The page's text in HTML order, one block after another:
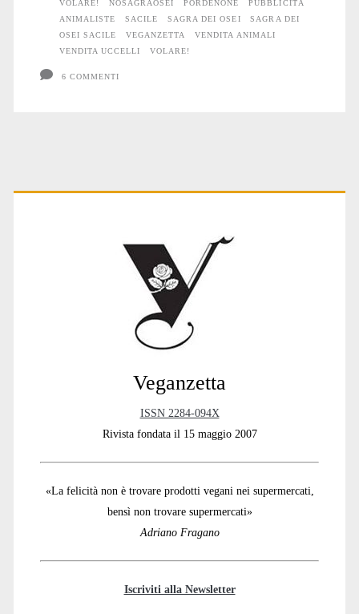
VOLARE!
NOSAGRAOSEI PORDENONE
PUBBLICITÀ
ANIMALISTE
SACILE SAGRA DEI OSEI
SAGRA DEI
OSEI SACILE
VEGANZETTA
VENDITA ANIMALI
VENDITA UCCELLI
VOLARE!
6 COMMENTI
Primary
Veganzetta
ISSN 2284-094X
Rivista fondata il 15 maggio 2007
«La felicità non è trovare prodotti vegani nei supermercati,
bensì non trovare supermercati»
Adriano Fragano
Iscriviti alla Newsletter